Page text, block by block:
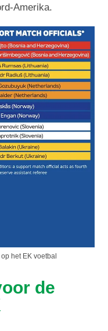
Amerika.
het EK voetbal
de